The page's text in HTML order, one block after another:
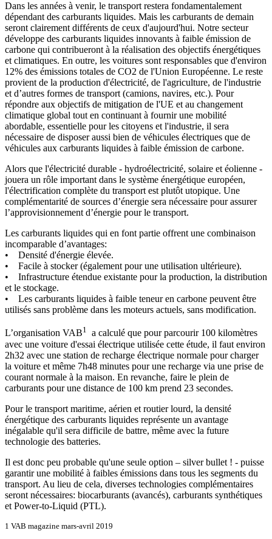
Dans les années à venir, le transport restera fondamentalement
dépendant des carburants liquides. Mais les carburants de demain
seront clairement différents de ceux d'aujourd'hui. Notre secteur
développe des carburants liquides innovants à faible émission de
carbone qui contribueront à la réalisation des objectifs énergétiques
et climatiques. En outre, les voitures sont responsables que d'environ
12% des émissions totales de CO2 de l'Union Européenne. Le reste
provient de la production d'électricité, de l'agriculture, de l'industrie
et d’autres formes de transport (camions, navires, etc.). Pour
répondre aux objectifs de mitigation de l'UE et au changement
climatique global tout en continuant à fournir une mobilité
abordable, essentielle pour les citoyens et l'industrie, il sera
nécessaire de disposer aussi bien de véhicules électriques que de
véhicules aux carburants liquides à faible émission de carbone.
Alors que l'électricité durable - hydroélectricité, solaire et éolienne -
jouera un rôle important dans le système énergétique européen,
l'électrification complète du transport est plutôt utopique. Une
complémentarité de sources d’énergie sera nécessaire pour assurer
l’approvisionnement d’énergie pour le transport.
Les carburants liquides qui en font partie offrent une combinaison
incomparable d’avantages:
• Densité d'énergie élevée.
• Facile à stocker (également pour une utilisation ultérieure).
• Infrastructure étendue existante pour la production, la distribution
et le stockage.
• Les carburants liquides à faible teneur en carbone peuvent être
utilisés sans problème dans les moteurs actuels, sans modification.
L’organisation VAB1 a calculé que pour parcourir 100 kilomètres
avec une voiture d'essai électrique utilisée cette étude, il faut environ
2h32 avec une station de recharge électrique normale pour charger
la voiture et même 7h48 minutes pour une recharge via une prise de
courant normale à la maison. En revanche, faire le plein de
carburants pour une distance de 100 km prend 23 secondes.
Pour le transport maritime, aérien et routier lourd, la densité
énergétique des carburants liquides représente un avantage
inégalable qu'il sera difficile de battre, même avec la future
technologie des batteries.
Il est donc peu probable qu'une seule option – silver bullet ! - puisse
garantir une mobilité à faibles émissions dans tous les segments du
transport. Au lieu de cela, diverses technologies complémentaires
seront nécessaires: biocarburants (avancés), carburants synthétiques
et Power-to-Liquid (PTL).
1 VAB magazine mars-avril 2019